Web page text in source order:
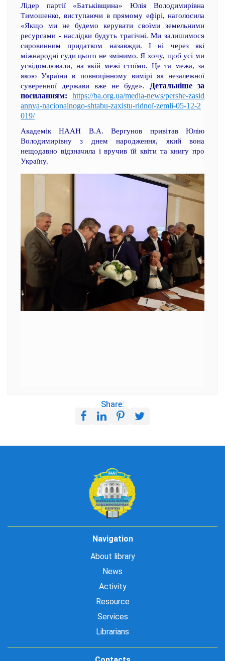
Лідер партії «Батьківщина» Юлія Володимирівна
Тимошенко, виступаючи в прямому ефірі, наголосила
«Якщо ми не будемо керувати своїми земельними
ресурсами - наслідки будуть трагічні. Ми залишимося
сировинним придатком назавжди. І ні через які
міжнародні суди цього не змінимо. Я хочу, щоб усі ми
усвідомлювали, на якій межі стоїмо. Це та межа, за
якою України в повноцінному вимірі як незалежної
суверенної держави вже не буде».
Детальніше за
посиланням:
https://ba.org.ua/media-news/pershe-zasid
annya-nacionalnogo-shtabu-zaxistu-ridnoї-zemli-05-12-2
019/
Академік НААН В.А. Вергунов привітав Юлію
Володимирівну з днем народження, який вона
нещодавно відзначила і вручив їй квіти та книгу про
Україну.
Share:
Navigation
About library
News
Activity
Resource
Services
Librarians